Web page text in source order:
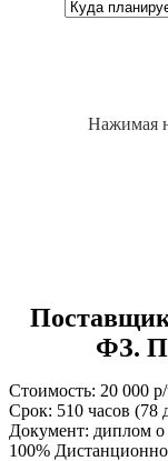
Нажимая
ФЗ.
Стоимость: 20 000
Срок: 510 часов (78
Документ: диплом о
100% Дистанционно